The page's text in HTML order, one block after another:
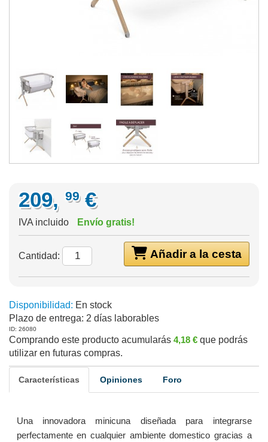
209, 99 €
IVA incluido Envío gratis!
Añadir a la cesta
Cantidad:
Disponibilidad: En stock
Plazo de entrega: 2 días laborables
ID: 26080
Comprando este producto acumularás 4,18 € que podrás
utilizar en futuras compras.
Características Opiniones Foro
Una innovadora minicuna diseñada para integrarse
perfectamente en cualquier ambiente domestico gracias a